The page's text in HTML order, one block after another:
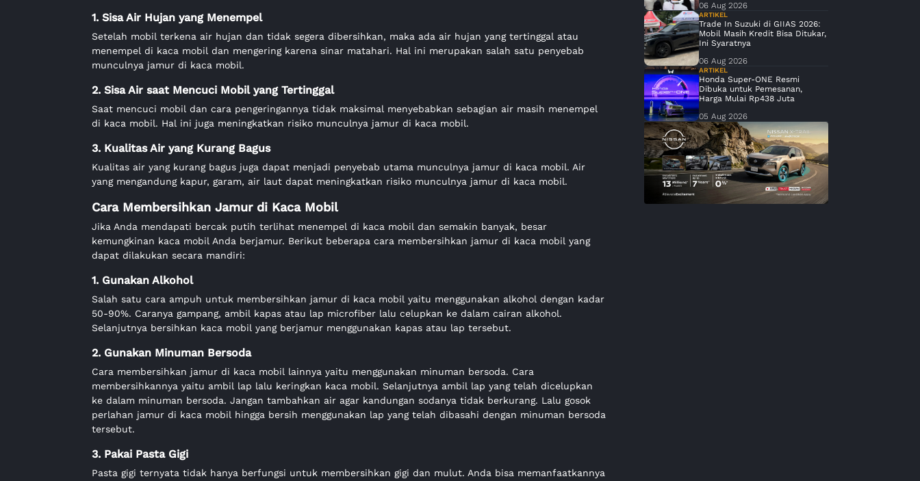
1. Sisa Air Hujan yang Menempel
Setelah mobil terkena air hujan dan tidak segera dibersihkan, maka ada air hujan yang tertinggal atau
menempel di kaca mobil dan mengering karena sinar matahari. Hal ini merupakan salah satu penyebab
munculnya jamur di kaca mobil.
2. Sisa Air saat Mencuci Mobil yang Tertinggal
Saat mencuci mobil dan cara pengeringannya tidak maksimal menyebabkan sebagian air masih menempel
di kaca mobil. Hal ini juga meningkatkan risiko munculnya jamur di kaca mobil.
3. Kualitas Air yang Kurang Bagus
Kualitas air yang kurang bagus juga dapat menjadi penyebab utama munculnya jamur di kaca mobil. Air
yang mengandung kapur, garam, air laut dapat meningkatkan risiko munculnya jamur di kaca mobil.
Cara Membersihkan Jamur di Kaca Mobil
Jika Anda mendapati bercak putih terlihat menempel di kaca mobil dan semakin banyak, besar
kemungkinan kaca mobil Anda berjamur. Berikut beberapa cara membersihkan jamur di kaca mobil yang
dapat dilakukan secara mandiri:
1. Gunakan Alkohol
Salah satu cara ampuh untuk membersihkan jamur di kaca mobil yaitu menggunakan alkohol dengan kadar
50-90%. Caranya gampang, ambil kapas atau lap microfiber lalu celupkan ke dalam cairan alkohol.
Selanjutnya bersihkan kaca mobil yang berjamur menggunakan kapas atau lap tersebut.
2. Gunakan Minuman Bersoda
Cara membersihkan jamur di kaca mobil lainnya yaitu menggunakan minuman bersoda. Cara
membersihkannya yaitu ambil lap lalu keringkan kaca mobil. Selanjutnya ambil lap yang telah dicelupkan
ke dalam minuman bersoda. Jangan tambahkan air agar kandungan sodanya tidak berkurang. Lalu gosok
perlahan jamur di kaca mobil hingga bersih menggunakan lap yang telah dibasahi dengan minuman bersoda
tersebut.
3. Pakai Pasta Gigi
Pasta gigi ternyata tidak hanya berfungsi untuk membersihkan gigi dan mulut. Anda bisa memanfaatkannya
06 Aug 2026
ARTIKEL
Trade In Suzuki di GIIAS 2026:
Mobil Masih Kredit Bisa Ditukar,
Ini Syaratnya
06 Aug 2026
ARTIKEL
Honda Super-ONE Resmi
Dibuka untuk Pemesanan,
Harga Mulai Rp438 Juta
05 Aug 2026